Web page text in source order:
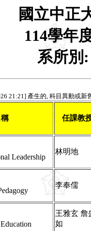
國立中正
114學年
系所別
21:21] 產生的, 科目異動或
任課教
Leadership
林明地
李奉儒
王雅玄 詹
如